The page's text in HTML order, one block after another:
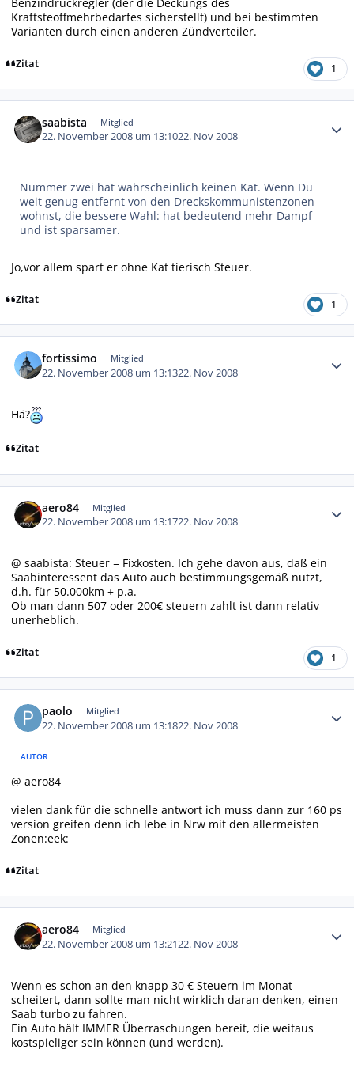
Kraftsteoffmehrbedarfes sicherstellt) und bei bestimmten
Varianten durch einen anderen Zündverteiler.
Zitat 1
saabista Mitglied
22. November 2008 um 13:1022. Nov 2008
Nummer zwei hat wahrscheinlich keinen Kat. Wenn Du
weit genug entfernt von den Dreckskommunistenzonen
wohnst, die bessere Wahl: hat bedeutend mehr Dampf
und ist sparsamer.
Jo,vor allem spart er ohne Kat tierisch Steuer.
Zitat 1
fortissimo Mitglied
22. November 2008 um 13:1322. Nov 2008
Hä?
Zitat
aero84 Mitglied
22. November 2008 um 13:1722. Nov 2008
@ saabista: Steuer = Fixkosten. Ich gehe davon aus, daß ein
Saabinteressent das Auto auch bestimmungsgemäß nutzt,
d.h. für 50.000km + p.a.
Ob man dann 507 oder 200€ steuern zahlt ist dann relativ
unerheblich.
Zitat 1
paolo Mitglied
22. November 2008 um 13:1822. Nov 2008
AUTOR
@ aero84
vielen dank für die schnelle antwort ich muss dann zur 160 ps
version greifen denn ich lebe in Nrw mit den allermeisten
Zonen:eek:
Zitat
aero84 Mitglied
22. November 2008 um 13:2122. Nov 2008
Wenn es schon an den knapp 30 € Steuern im Monat
scheitert, dann sollte man nicht wirklich daran denken, einen
Saab turbo zu fahren.
Ein Auto hält IMMER Überraschungen bereit, die weitaus
kostspieliger sein können (und werden).